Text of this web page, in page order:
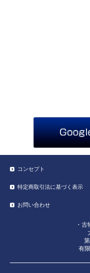
コンセプト
特定商取引法に基づく表示
お問い合わせ
・
有